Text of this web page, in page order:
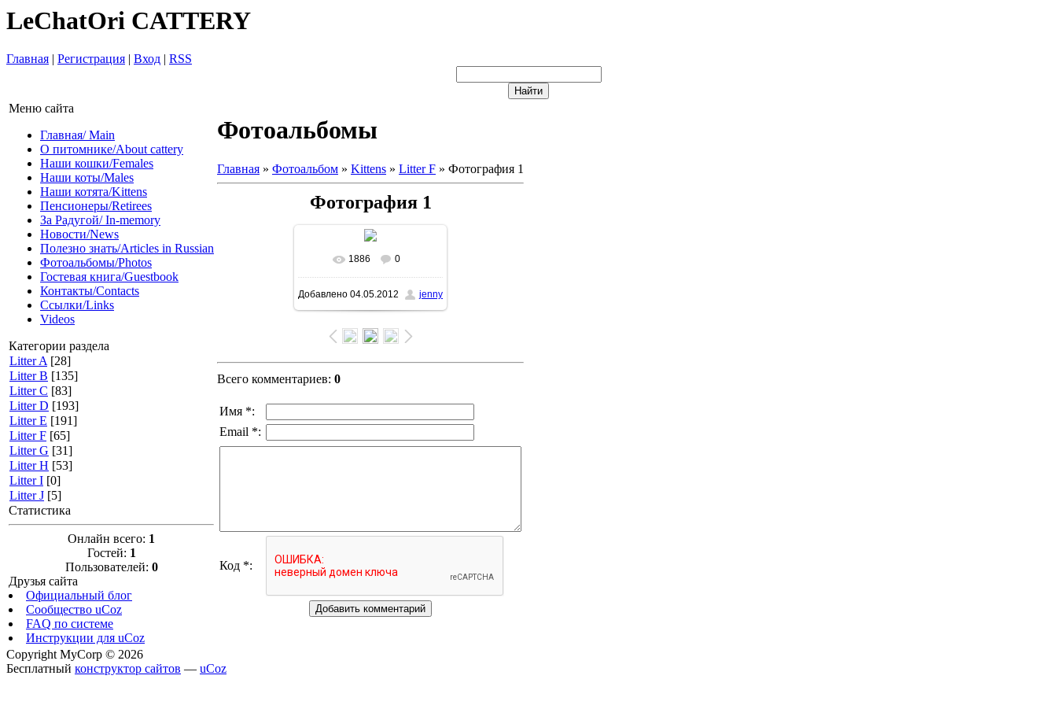
LeChatOri CATTERY
Главная | Регистрация | Вход | RSS
Меню сайта
Главная/ Main
О питомнике/About cattery
Наши кошки/Females
Наши коты/Males
Наши котята/Kittens
Пенсионеры/Retirees
За Радугой/ In-memory
Новости/News
Полезно знать/Articles in Russian
Фотоальбомы/Photos
Гостевая книга/Guestbook
Контакты/Contacts
Ссылки/Links
Videos
Категории раздела
Litter A [28]
Litter B [135]
Litter C [83]
Litter D [193]
Litter E [191]
Litter F [65]
Litter G [31]
Litter H [53]
Litter I [0]
Litter J [5]
Статистика
Онлайн всего: 1
Гостей: 1
Пользователей: 0
Друзья сайта
Официальный блог
Сообщество uCoz
FAQ по системе
Инструкции для uCoz
Фотоальбомы
Главная » Фотоальбом » Kittens » Litter F » Фотография 1
Фотография 1
1886 0
Добавлено 04.05.2012 jenny
Всего комментариев: 0
Имя *:
Email *:
Код *:
Copyright MyCorp © 2026
Бесплатный конструктор сайтов — uCoz